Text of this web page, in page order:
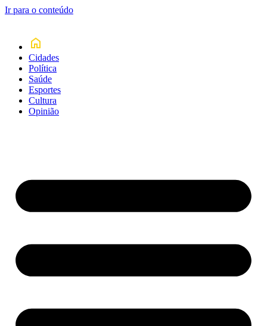
Ir para o conteúdo
Cidades
Política
Saúde
Esportes
Cultura
Opinião